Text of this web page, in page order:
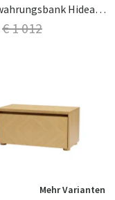
Aufbewahrungsbank Hideaway Eiche – Sugar Brown
€ 1 012
Mehr Varianten